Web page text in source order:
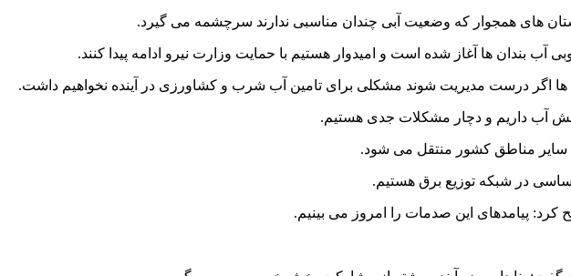
های همجوار که وضعیت آبی چندان مناسبی ندارند سرچشمه می گیرد.
آب بندان ها آغاز شده است و امیدوار هستیم با حمایت وزارت نیرو ادامه پیدا کنند.
ها اگر درست مدیریت شوند مشکلی برای تامین آب شرب و کشاورزی در آینده نخواهیم داشت.
آب داریم و دچار مشکلات جدی هستیم.
به سایر مناطق کشور منتقل می شود.
در شبکه توزیع برق هستیم.
پیامدهای این صدمات را امروز می بینیم.